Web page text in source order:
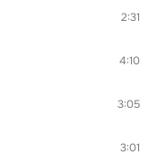
2:31
4:10
3:05
3:01